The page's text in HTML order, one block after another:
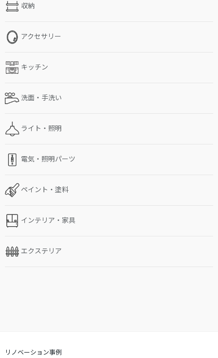
収納
アクセサリー
キッチン
洗面・手洗い
ライト・照明
電気・照明パーツ
ペイント・塗料
インテリア・家具
エクステリア
リノベーション事例